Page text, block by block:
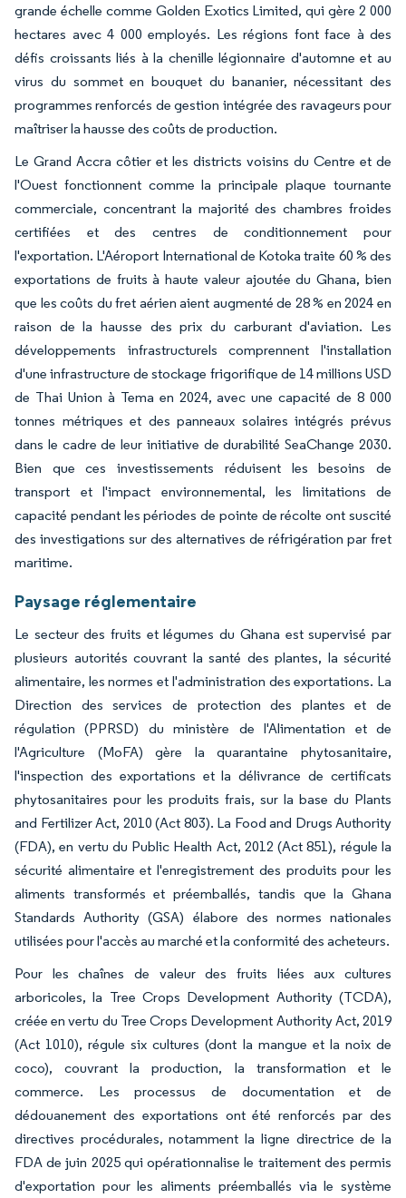
grande échelle comme Golden Exotics Limited, qui gère 2 000
hectares avec 4 000 employés. Les régions font face à des
défis croissants liés à la chenille légionnaire d'automne et au
virus du sommet en bouquet du bananier, nécessitant des
programmes renforcés de gestion intégrée des ravageurs pour
maîtriser la hausse des coûts de production.
Le Grand Accra côtier et les districts voisins du Centre et de
l'Ouest fonctionnent comme la principale plaque tournante
commerciale, concentrant la majorité des chambres froides
certifiées et des centres de conditionnement pour
l'exportation. L'Aéroport International de Kotoka traite 60 % des
exportations de fruits à haute valeur ajoutée du Ghana, bien
que les coûts du fret aérien aient augmenté de 28 % en 2024 en
raison de la hausse des prix du carburant d'aviation. Les
développements infrastructurels comprennent l'installation
d'une infrastructure de stockage frigorifique de 14 millions USD
de Thai Union à Tema en 2024, avec une capacité de 8 000
tonnes métriques et des panneaux solaires intégrés prévus
dans le cadre de leur initiative de durabilité SeaChange 2030.
Bien que ces investissements réduisent les besoins de
transport et l'impact environnemental, les limitations de
capacité pendant les périodes de pointe de récolte ont suscité
des investigations sur des alternatives de réfrigération par fret
maritime.
Paysage réglementaire
Le secteur des fruits et légumes du Ghana est supervisé par
plusieurs autorités couvrant la santé des plantes, la sécurité
alimentaire, les normes et l'administration des exportations. La
Direction des services de protection des plantes et de
régulation (PPRSD) du ministère de l'Alimentation et de
l'Agriculture (MoFA) gère la quarantaine phytosanitaire,
l'inspection des exportations et la délivrance de certificats
phytosanitaires pour les produits frais, sur la base du Plants
and Fertilizer Act, 2010 (Act 803). La Food and Drugs Authority
(FDA), en vertu du Public Health Act, 2012 (Act 851), régule la
sécurité alimentaire et l'enregistrement des produits pour les
aliments transformés et préemballés, tandis que la Ghana
Standards Authority (GSA) élabore des normes nationales
utilisées pour l'accès au marché et la conformité des acheteurs.
Pour les chaînes de valeur des fruits liées aux cultures
arboricoles, la Tree Crops Development Authority (TCDA),
créée en vertu du Tree Crops Development Authority Act, 2019
(Act 1010), régule six cultures (dont la mangue et la noix de
coco), couvrant la production, la transformation et le
commerce. Les processus de documentation et de
dédouanement des exportations ont été renforcés par des
directives procédurales, notamment la ligne directrice de la
FDA de juin 2025 qui opérationnalise le traitement des permis
d'exportation pour les aliments préemballés via le système